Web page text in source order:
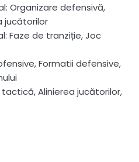
Organizare defensivă,
jucătorilor
Faze de tranziție, Joc
Formatii defensive,
Alinierea jucătorilor,